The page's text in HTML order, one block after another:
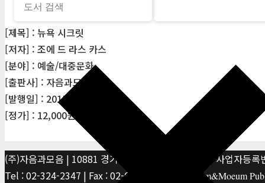
[제목] : 뉴욕 시크릿
[저자] : 조에 드 라스 카스
[분야] : 예술/대중문화
[출판사] : 자음과모음
[발행일] : 2015-06-16
[정가] : 12,000원
(주)자음과모음 | 10881 경기 파주시 서패동 469-1 | 사업자등
Tel : 02-324-2347 | Fax : 02-6959-8459 |
© Jaeum&Moeum